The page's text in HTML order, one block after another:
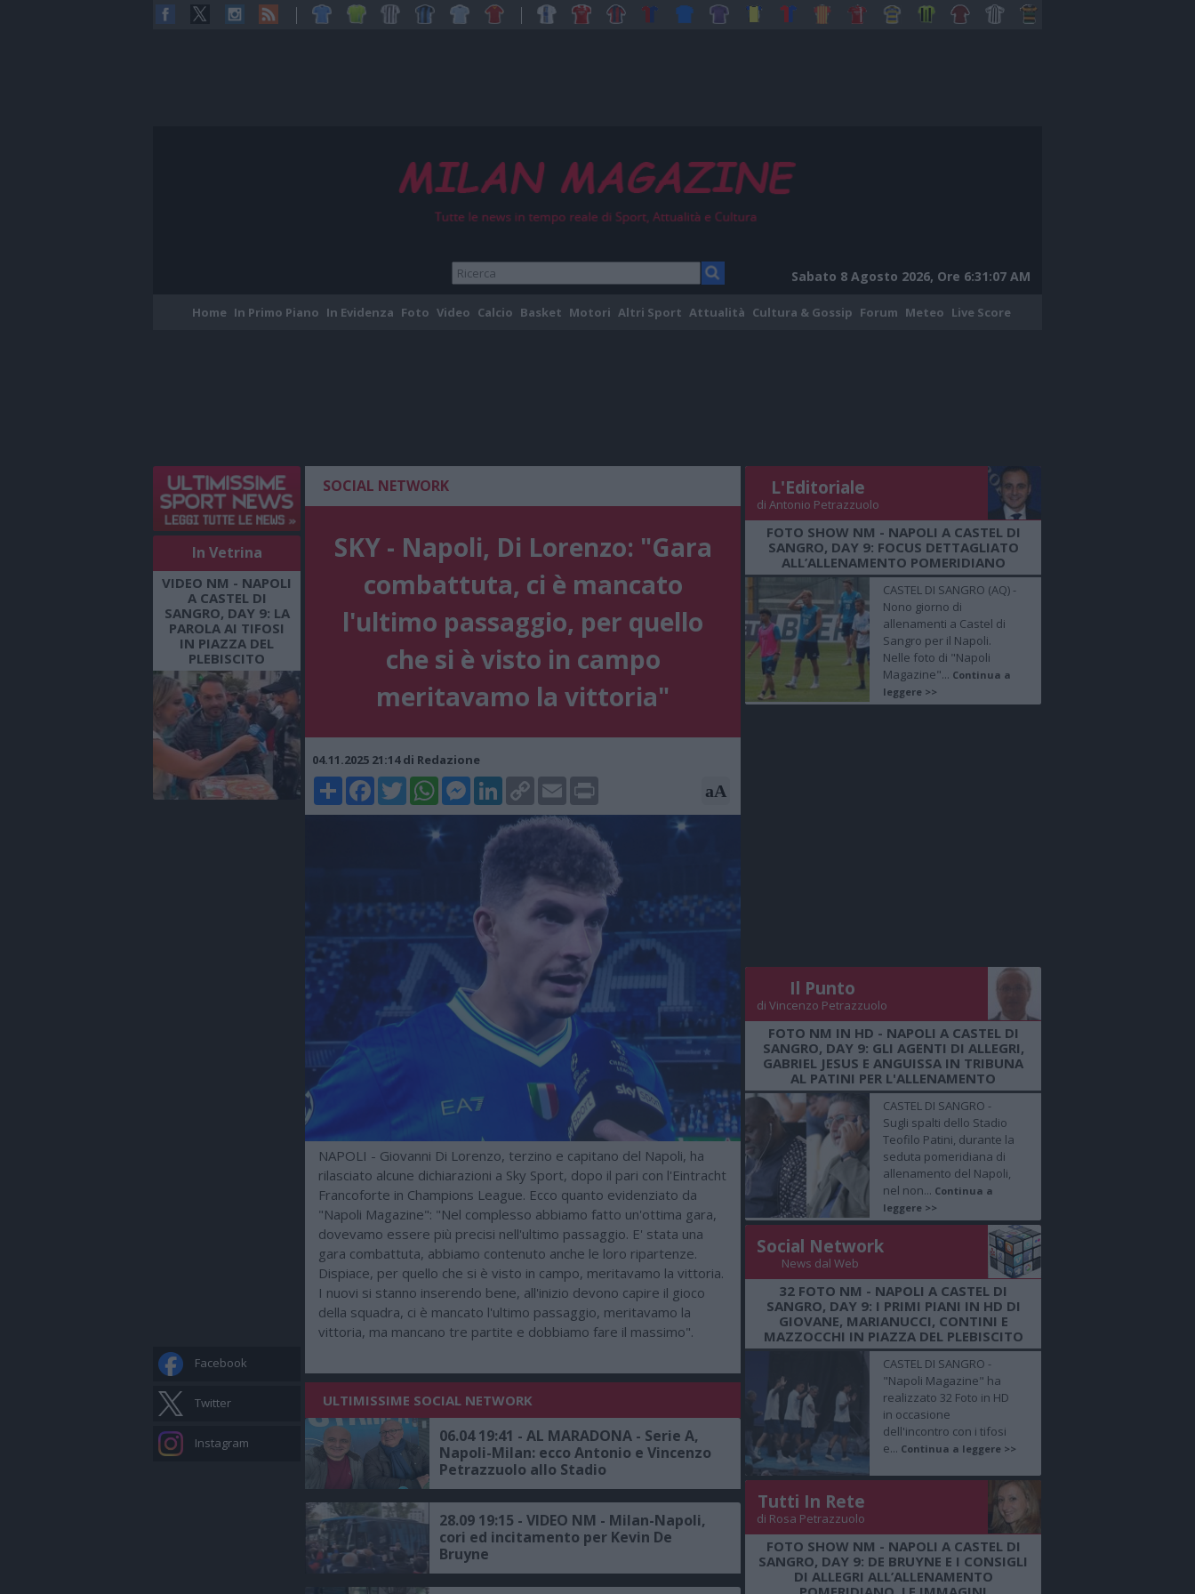
Sabato 8 Agosto 2026, Ore 6:31:08 AM
Home In Primo Piano In Evidenza Foto Video Calcio Basket Motori Altri Sport Attualità Cultura & Gossip Forum Meteo Live Score
In Vetrina
VIDEO NM - NAPOLI
A CASTEL DI
SANGRO, DAY 9: LA
PAROLA AI TIFOSI
IN PIAZZA DEL
PLEBISCITO
Facebook
Twitter
Instagram
SOCIAL NETWORK
SKY - Napoli, Di Lorenzo: "Gara
combattuta, ci è mancato
l'ultimo passaggio, per quello
che si è visto in campo
meritavamo la vittoria"
04.11.2025 21:14 di Redazione
ShareFacebookTwitterWhatsAppMessenger
LinkedIn
Copy
Link
Email Print aA
NAPOLI - Giovanni Di Lorenzo, terzino e capitano del Napoli, ha
rilasciato alcune dichiarazioni a Sky Sport, dopo il pari con l'Eintracht
Francoforte in Champions League. Ecco quanto evidenziato da
"Napoli Magazine": "Nel complesso abbiamo fatto un'ottima gara,
dovevamo essere più precisi nell'ultimo passaggio. E' stata una
gara combattuta, abbiamo contenuto anche le loro ripartenze.
Dispiace, per quello che si è visto in campo, meritavamo la vittoria.
I nuovi si stanno inserendo bene, all'inizio devono capire il gioco
della squadra, ci è mancato l'ultimo passaggio, meritavamo la
vittoria, ma mancano tre partite e dobbiamo fare il massimo".
ULTIMISSIME SOCIAL NETWORK
06.04 19:41 - AL MARADONA - Serie A,
Napoli-Milan: ecco Antonio e Vincenzo
Petrazzuolo allo Stadio
28.09 19:15 - VIDEO NM - Milan-Napoli,
cori ed incitamento per Kevin De
Bruyne
L'Editoriale
di Antonio Petrazzuolo
FOTO SHOW NM - NAPOLI A CASTEL DI
SANGRO, DAY 9: FOCUS DETTAGLIATO
ALL’ALLENAMENTO POMERIDIANO
CASTEL DI SANGRO (AQ) -
Nono giorno di
allenamenti a Castel di
Sangro per il Napoli.
Nelle foto di "Napoli
Magazine"... Continua a
leggere >>
Il Punto
di Vincenzo Petrazzuolo
FOTO NM IN HD - NAPOLI A CASTEL DI
SANGRO, DAY 9: GLI AGENTI DI ALLEGRI,
GABRIEL JESUS E ANGUISSA IN TRIBUNA
AL PATINI PER L'ALLENAMENTO
CASTEL DI SANGRO -
Sugli spalti dello Stadio
Teofilo Patini, durante la
seduta pomeridiana di
allenamento del Napoli,
nel non... Continua a
leggere >>
Social Network
News dal Web
32 FOTO NM - NAPOLI A CASTEL DI
SANGRO, DAY 9: I PRIMI PIANI IN HD DI
GIOVANE, MARIANUCCI, CONTINI E
MAZZOCCHI IN PIAZZA DEL PLEBISCITO
CASTEL DI SANGRO -
"Napoli Magazine" ha
realizzato 32 Foto in HD
in occasione
dell'incontro con i tifosi
e... Continua a leggere >>
Tutti In Rete
di Rosa Petrazzuolo
FOTO SHOW NM - NAPOLI A CASTEL DI
SANGRO, DAY 9: DE BRUYNE E I CONSIGLI
DI ALLEGRI ALL’ALLENAMENTO